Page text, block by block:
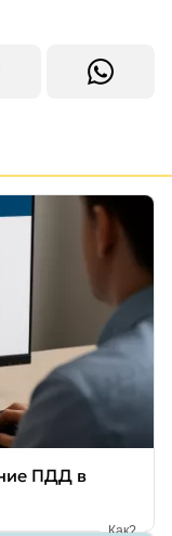
ПДД в
Как?